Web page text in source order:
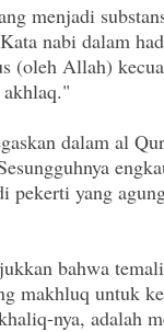
menjadi
nabi dalam
(oleh Allah)
akhlaq."
dalam al
pekerti yang
bahwa
makhluq untuk
nya, adalah